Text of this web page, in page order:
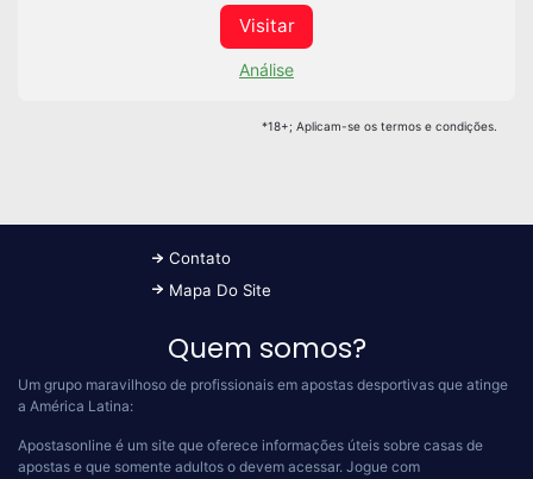
Visitar
Análise
*18+; Aplicam-se os termos e condições.
Contato
Mapa Do Site
Quem somos?
Um grupo maravilhoso de profissionais em apostas desportivas que atinge
a América Latina:
Apostasonline é um site que oferece informações úteis sobre casas de
apostas e que somente adultos o devem acessar. Jogue com